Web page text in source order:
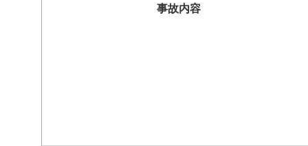
事故内容